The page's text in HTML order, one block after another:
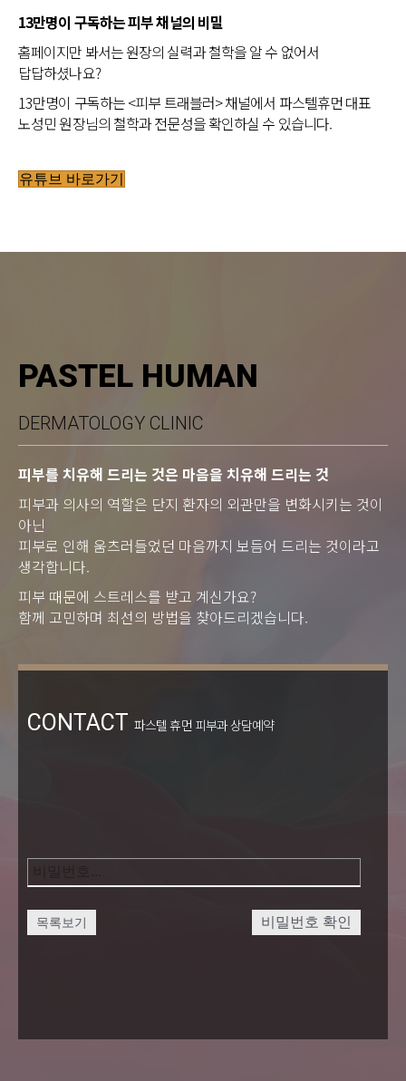
13만명이 구독하는 피부 채널의 비밀
홈페이지만 봐서는 원장의 실력과 철학을 알 수 없어서
답답하셨나요?
13만명이 구독하는 <피부 트래블러> 채널에서 파스텔휴먼 대표
노성민 원장님의 철학과 전문성을 확인하실 수 있습니다.
유튜브 바로가기
PASTEL HUMAN
DERMATOLOGY CLINIC
피부를 치유해 드리는 것은 마음을 치유해 드리는 것
피부과 의사의 역할은 단지 환자의 외관만을 변화시키는 것이
아닌
피부로 인해 움츠러들었던 마음까지 보듬어 드리는 것이라고
생각합니다.
피부 때문에 스트레스를 받고 계신가요?
함께 고민하며 최선의 방법을 찾아드리겠습니다.
CONTACT 파스텔 휴먼 피부과 상담예약
목록보기 비밀번호 확인